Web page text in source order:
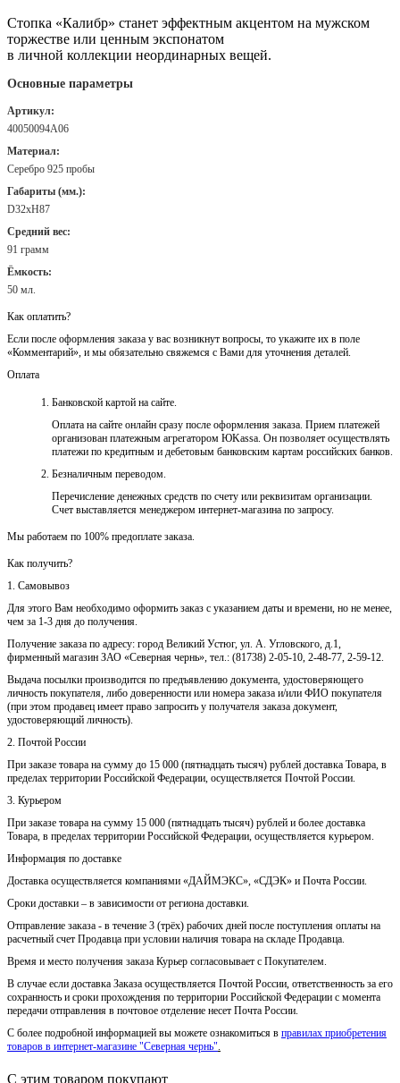
Стопка «Калибр» станет эффектным акцентом на мужском
торжестве или ценным экспонатом
в личной коллекции неординарных вещей.
Основные параметры
Артикул:
40050094А06
Материал:
Серебро 925 пробы
Габариты (мм.):
D32хH87
Средний вес:
91 грамм
Ёмкость:
50 мл.
Как оплатить?
Если после оформления заказа у вас возникнут вопросы, то укажите их в поле
«Комментарий», и мы обязательно свяжемся с Вами для уточнения деталей.
Оплата
Банковской картой на сайте.
Оплата на сайте онлайн сразу после оформления заказа. Прием платежей
организован платежным агрегатором ЮKassa. Он позволяет осуществлять
платежи по кредитным и дебетовым банковским картам российских банков.
Безналичным переводом.
Перечисление денежных средств по счету или реквизитам организации.
Счет выставляется менеджером интернет-магазина по запросу.
Мы работаем по 100% предоплате заказа.
Как получить?
1. Самовывоз
Для этого Вам необходимо оформить заказ с указанием даты и времени, но не менее,
чем за 1-3 дня до получения.
Получение заказа по адресу: город Великий Устюг, ул. А. Угловского, д.1,
фирменный магазин ЗАО «Северная чернь», тел.: (81738) 2-05-10, 2-48-77, 2-59-12.
Выдача посылки производится по предъявлению документа, удостоверяющего
личность покупателя, либо доверенности или номера заказа и/или ФИО покупателя
(при этом продавец имеет право запросить у получателя заказа документ,
удостоверяющий личность).
2. Почтой России
При заказе товара на сумму до 15 000 (пятнадцать тысяч) рублей доставка Товара, в
пределах территории Российской Федерации, осуществляется Почтой России.
3. Курьером
При заказе товара на сумму 15 000 (пятнадцать тысяч) рублей и более доставка
Товара, в пределах территории Российской Федерации, осуществляется курьером.
Информация по доставке
Доставка осуществляется компаниями «ДАЙМЭКС», «СДЭК» и Почта России.
Сроки доставки – в зависимости от региона доставки.
Отправление заказа - в течение 3 (трёх) рабочих дней после поступления оплаты на
расчетный счет Продавца при условии наличия товара на складе Продавца.
Время и место получения заказа Курьер согласовывает с Покупателем.
В случае если доставка Заказа осуществляется Почтой России, ответственность за его
сохранность и сроки прохождения по территории Российской Федерации с момента
передачи отправления в почтовое отделение несет Почта России.
С более подробной информацией вы можете ознакомиться в правилах приобретения
товаров в интернет-магазине "Северная чернь".
С этим товаром покупают